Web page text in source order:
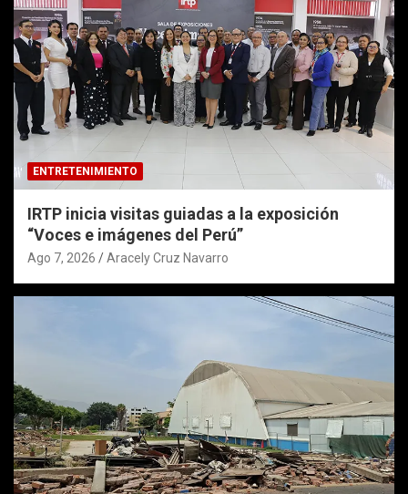
ENTRETENIMIENTO
IRTP inicia visitas guiadas a la exposición
“Voces e imágenes del Perú”
Ago 7, 2026 Aracely Cruz Navarro